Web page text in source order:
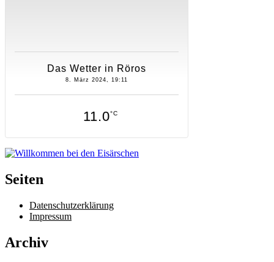
Das Wetter in Röros
8. März 2024, 19:11
11.0°C
Seiten
Datenschutzerklärung
Impressum
Archiv